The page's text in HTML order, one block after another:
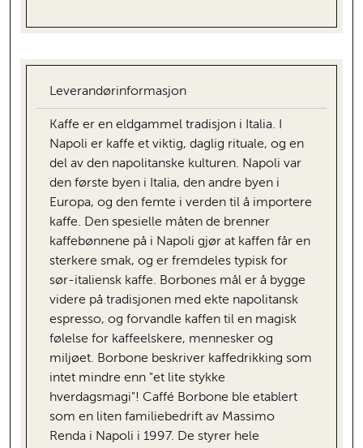
Leverandørinformasjon
Kaffe er en eldgammel tradisjon i Italia. I
Napoli er kaffe et viktig, daglig rituale, og en
del av den napolitanske kulturen. Napoli var
den første byen i Italia, den andre byen i
Europa, og den femte i verden til å importere
kaffe. Den spesielle måten de brenner
kaffebønnene på i Napoli gjør at kaffen får en
sterkere smak, og er fremdeles typisk for
sør-italiensk kaffe. Borbones mål er å bygge
videre på tradisjonen med ekte napolitansk
espresso, og forvandle kaffen til en magisk
følelse for kaffeelskere, mennesker og
miljøet. Borbone beskriver kaffedrikking som
intet mindre enn "et lite stykke
hverdagsmagi"! Caffé Borbone ble etablert
som en liten familiebedrift av Massimo
Renda i Napoli i 1997. De styrer hele